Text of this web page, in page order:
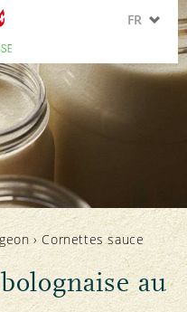
FR
ES
›Cornettes sauce
au